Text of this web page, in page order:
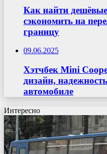
Как найти
сэкономить на
границу
09.06.2025
Хэтчбек Mini
дизайн,
автомобиле
Интересно